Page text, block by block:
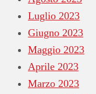
Luglio 2023
Giugno 2023
Maggio 2023
Aprile 2023
Marzo 2023